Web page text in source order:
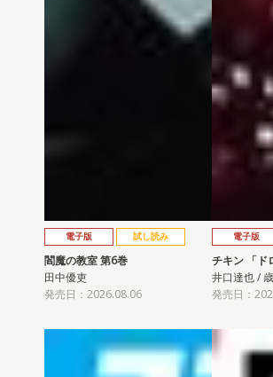
電子版 試し読み
閻魔の教室 第6巻
田中優吏
発売日：2026.08.06
電子版
チキン 「ド
井口達也 /
発売日：